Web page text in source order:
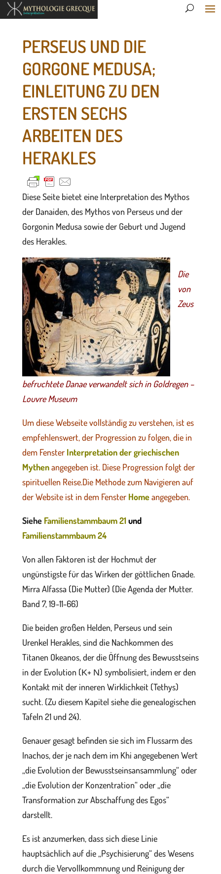
PERSEUS UND DIE
GORGONE MEDUSA;
EINLEITUNG ZU DEN
ERSTEN SECHS
ARBEITEN DES
HERAKLES
Diese Seite bietet eine Interpretation des Mythos
der Danaiden, des Mythos von Perseus und der
Gorgonin Medusa sowie der Geburt und Jugend
des Herakles.
Die
von
Zeus
befruchtete Danae verwandelt sich in Goldregen –
Louvre Museum
Um diese Webseite vollständig zu verstehen, ist es
empfehlenswert, der Progression zu folgen, die in
dem Fenster Interpretation der griechischen
Mythenangegeben ist. Diese Progression folgt der
spirituellen Reise.Die Methode zum Navigieren auf
der Website ist in dem Fenster Homeangegeben.
Siehe Familienstammbaum 21und
Familienstammbaum 24
Von allen Faktoren ist der Hochmut der
ungünstigste für das Wirken der göttlichen Gnade.
Mirra Alfassa (Die Mutter) (Die Agenda der Mutter.
Band 7, 19-11-66)
Die beiden großen Helden, Perseus und sein
Urenkel Herakles, sind die Nachkommen des
Titanen Okeanos, der die Öffnung des Bewusstseins
in der Evolution (Κ+ Ν) symbolisiert, indem er den
Kontakt mit der inneren Wirklichkeit (Tethys)
sucht. (Zu diesem Kapitel siehe die genealogischen
Tafeln 21 und 24).
Genauer gesagt befinden sie sich im Flussarm des
Inachos, der je nach dem im Khi angegebenen Wert
„die Evolution der Bewusstseinsansammlung“ oder
„die Evolution der Konzentration“ oder „die
Transformation zur Abschaffung des Egos“
darstellt.
Es ist anzumerken, dass sich diese Linie
hauptsächlich auf die „Psychisierung“ des Wesens
durch die Vervollkommnung und Reinigung der